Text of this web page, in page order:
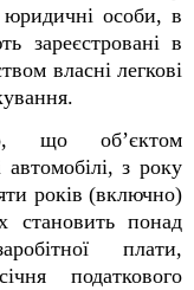
особи, в
зареєстровані в
власні легкові
що об’єктом
з року
років (включно)
становить понад
плати,
податкового